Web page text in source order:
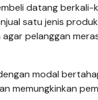
datang berkali-
satu jenis
pelanggan
modal
memungkinkan